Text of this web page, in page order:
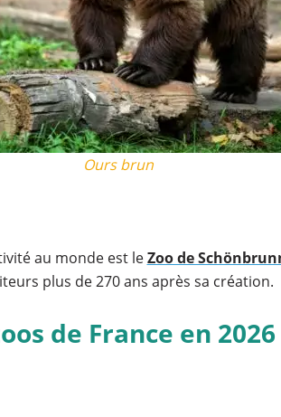
Ours brun
au monde est leZoo de
plus de 270 ans après sa création.
de France en 2026